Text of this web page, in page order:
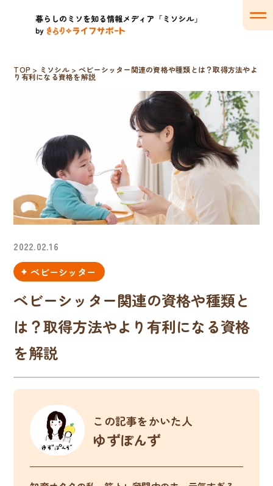
TOP > ミソシル > ベビーシッター関連の資格や種類とは？取得方法やよ
り有利になる資格を解説
2022.02.16
ベビーシッター
ベビーシッター関連の資格や種類と
は？取得方法やより有利になる資格
を解説
この記事をかいた人
ゆずぽんず